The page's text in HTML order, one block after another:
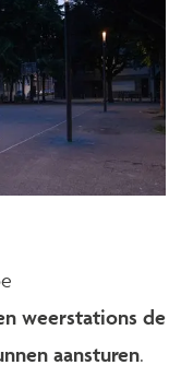
weerstations de
aansturen.